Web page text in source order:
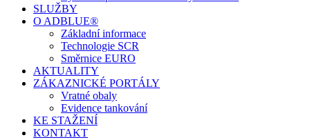
SLUŽBY
O ADBLUE®
Základní informace
Technologie SCR
Směrnice EURO
AKTUALITY
ZÁKAZNICKÉ PORTÁLY
Vratné obaly
Evidence tankování
KE STAŽENÍ
KONTAKT